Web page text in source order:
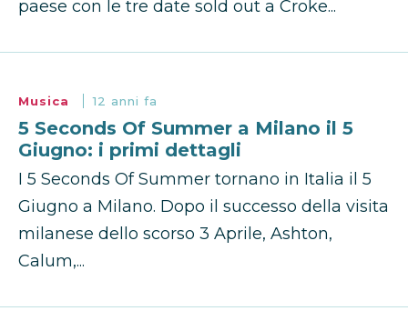
paese con le tre date sold out a Croke...
Musica 12 anni fa
5 Seconds Of Summer a Milano il 5
Giugno: i primi dettagli
I 5 Seconds Of Summer tornano in Italia il 5
Giugno a Milano. Dopo il successo della visita
milanese dello scorso 3 Aprile, Ashton,
Calum,...